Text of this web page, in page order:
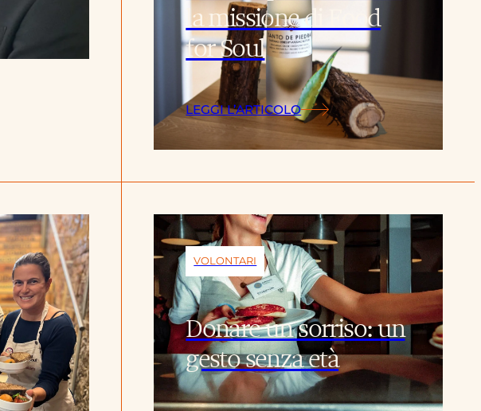
la missione di Food
for Soul
LEGGI L’ARTICOLO
VOLONTARI
Donare un sorriso: un
gesto senza età